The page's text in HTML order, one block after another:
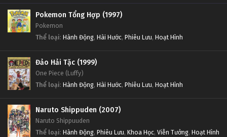
Pokemon Tổng Hợp (1997)
Pokemon
Thể loại: Hành Động, Hài Hước, Phiêu Lưu, Hoạt Hình
Đảo Hải Tặc (1999)
One Piece (Luffy)
Thể loại: Hành Động, Hài Hước, Phiêu Lưu, Hoạt Hình
Naruto Shippuden (2007)
Naruto Shippuuden
Thể loại: Hành Động, Phiêu Lưu, Khoa Học, Viễn Tưởng, Hoạt Hình